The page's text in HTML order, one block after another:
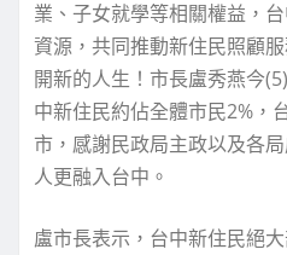
業、子女就學等相關權益，
資源，共同推動新住民照顧
開新的人生！市長盧秀燕今
中新住民約佔全體市民2%，
市，感謝民政局主政以及各
人更融入台中。
盧市長表示，台中新住民絕